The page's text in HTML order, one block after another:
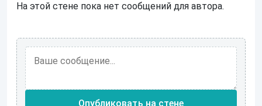
На этой стене пока нет сообщений для автора.
Опубликовать на стене